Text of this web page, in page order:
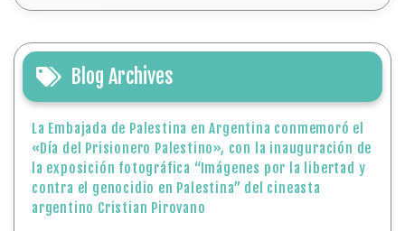
Blog Archives
La Embajada de Palestina en Argentina conmemoró el
«Día del Prisionero Palestino», con la inauguración de
la exposición fotográfica “Imágenes por la libertad y
contra el genocidio en Palestina” del cineasta
argentino Cristian Pirovano